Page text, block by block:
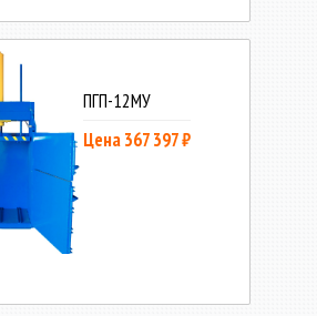
ПГП-12МУ
Цена 367 397 ₽